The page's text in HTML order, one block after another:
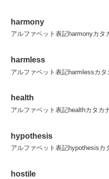
harmony
アルファベット表記harmonyカタ
harmless
アルファベット表記harmlessカ
health
アルファベット表記healthカタカ
hypothesis
アルファベット表記hypothesisカ
hostile